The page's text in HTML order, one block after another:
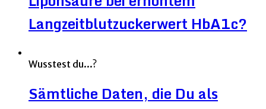
Langzeitblutzuckerwert HbA1c?
Wusstest du...?
Sämtliche Daten, die Du als